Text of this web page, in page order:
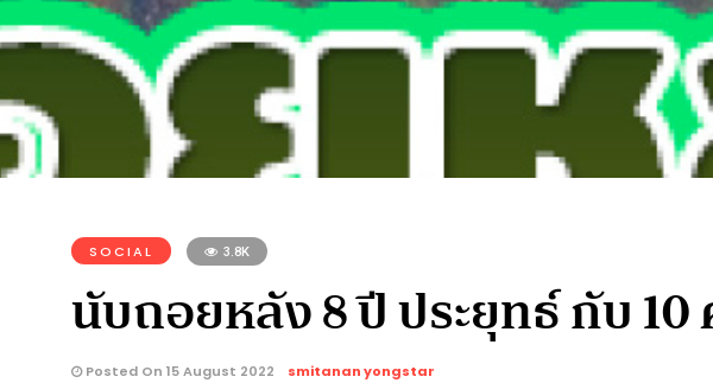
SOCIAL 3.8K
นับถอยหลัง 8 ปี ประยุทธ์ กับ
Posted On 15 August 2022 smitanan yongstar